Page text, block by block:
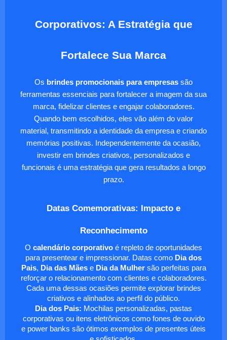
Corporativos: A Estratégia que
Fortalece Sua Marca
Os brindes promocionais para empresas são
ferramentas essenciais para fortalecer a imagem da sua
marca, fidelizar clientes e engajar colaboradores.
Quando bem escolhidos, eles vão além do valor
material, transmitindo a identidade da empresa e criando
memórias positivas. Independentemente da ocasião,
investir em brindes criativos, personalizados e
funcionais é uma estratégia que gera resultados a longo
prazo.
Datas Comemorativas: Impacto e
Reconhecimento
O calendário corporativo é repleto de oportunidades
para presentear e impressionar. Datas como Dia dos
Pais, Dia das Mãese Dia da Mulhersão perfeitas para
reforçar o relacionamento com clientes e colaboradores.
Cada uma dessas ocasiões permite explorar brindes
criativos e alinhados ao perfil do público.
Dia dos Pais: Mochilas personalizadas, pastas
corporativas ou itens eletrônicos como fones de ouvido
e power banks são ótimos exemplos de presentes úteis